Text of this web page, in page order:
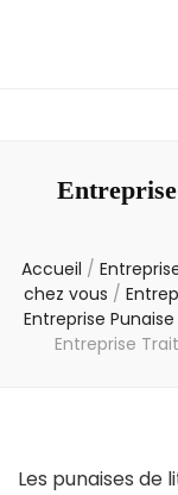
Accueil /
chez vous /
Entreprise
Entreprise
Les punaises